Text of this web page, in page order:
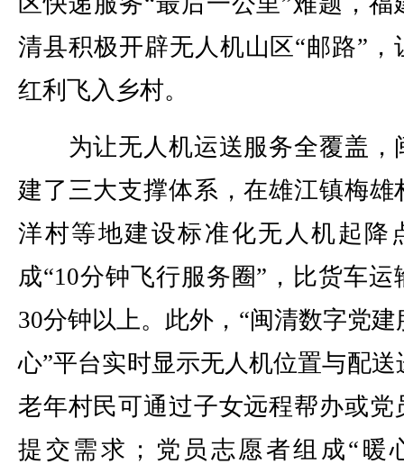
清县积极开辟无人机山区“邮路”，
红利飞入乡村。
为让无人机运送服务全覆盖，
建了三大支撑体系，在雄江镇梅雄
洋村等地建设标准化无人机起降
成“10分钟飞行服务圈”，比货车运
30分钟以上。此外，“闽清数字党建
心”平台实时显示无人机位置与配送
老年村民可通过子女远程帮办或党
提交需求；党员志愿者组成“暖